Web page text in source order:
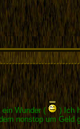
ein Wunder (
) Ich
nonstop um Geld